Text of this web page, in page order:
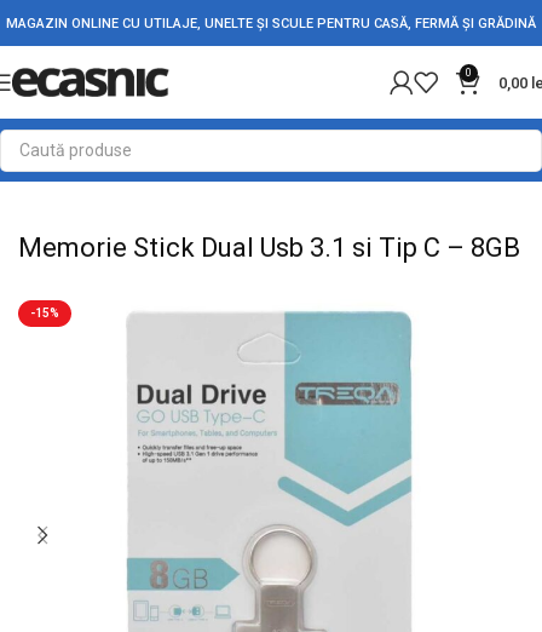
MAGAZIN ONLINE CU UTILAJE, UNELTE ȘI SCULE PENTRU CASĂ, FERMĂ ȘI GRĂDINĂ
0
0,00
Prima pagină Electrice Accesorii PC-Laptop-Telefon
Memorie Stick Dual Usb 3.1 si Tip C – 8GB
-15%